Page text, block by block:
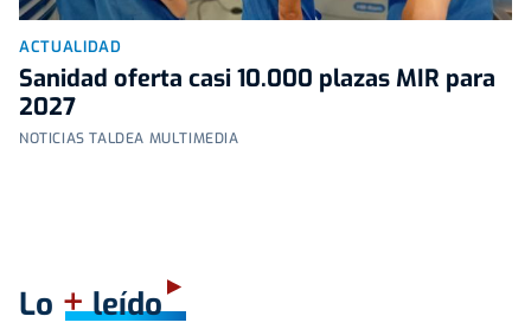
ACTUALIDAD
Sanidad oferta casi 10.000 plazas MIR para
2027
NOTICIAS TALDEA MULTIMEDIA
Lo +leído